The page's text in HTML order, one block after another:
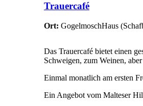
Trauercafé
Ort: GogelmoschHaus(
Das Trauercafé bietet einen
Schweigen, zum Weinen,
Einmal monatlich am ersten
Ein Angebot vom Malteser